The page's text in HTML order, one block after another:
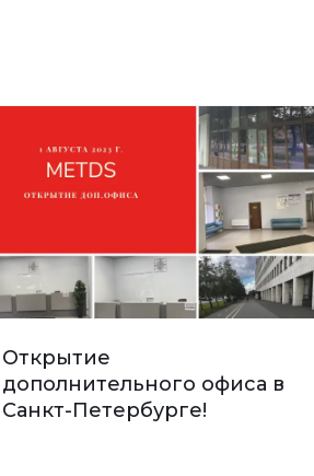
Открытие
дополнительного офиса в
Санкт-Петербурге!